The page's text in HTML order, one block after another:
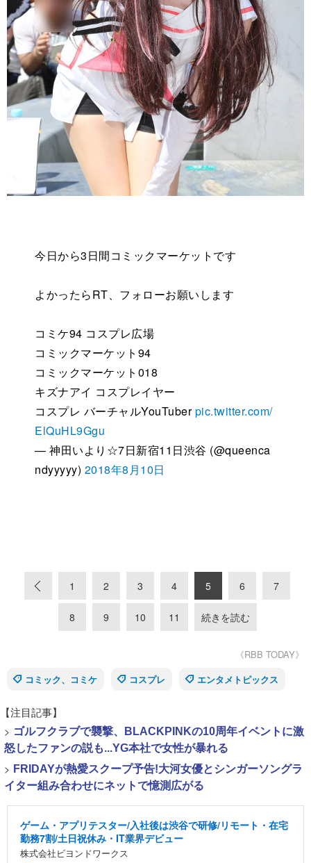
今日から3日間コミックマーケットです
よかったらRT、フォローお願いします
コミケ94 コスプレ広場
コミックマーケット94
コミックマーケット018
キズナアイ コスプレイヤー
コスプレ バーチャルYouTuberpic.twitter.com/
ElQuHL9Ggu
— 神田いより☆7日新宿11日渋谷 (@queenca
ndyyyyy) 2018年8月10日
1 2 3 4 5 6 7
8 9 10 11 続きを読む
《RBB TODAY》
コミック、コミケ
コスプレ エンタメトピックス
【注目記事】
> ゴルフクラブで襲撃、BLACKPINKの10周年イベントに激
怒したファンの説も...YG本社で女性が暴れる
> FRIDAYが熱愛スクープ予告!大河女優とシンガーソングラ
イター組み合わせにネットで憶測広がる
ゲーム・アプリテスター/入社後は渋谷で研修/リモート・在宅
勤務7割/土日祝休み・IT業界デビュー
株式会社ビヨンドワークス